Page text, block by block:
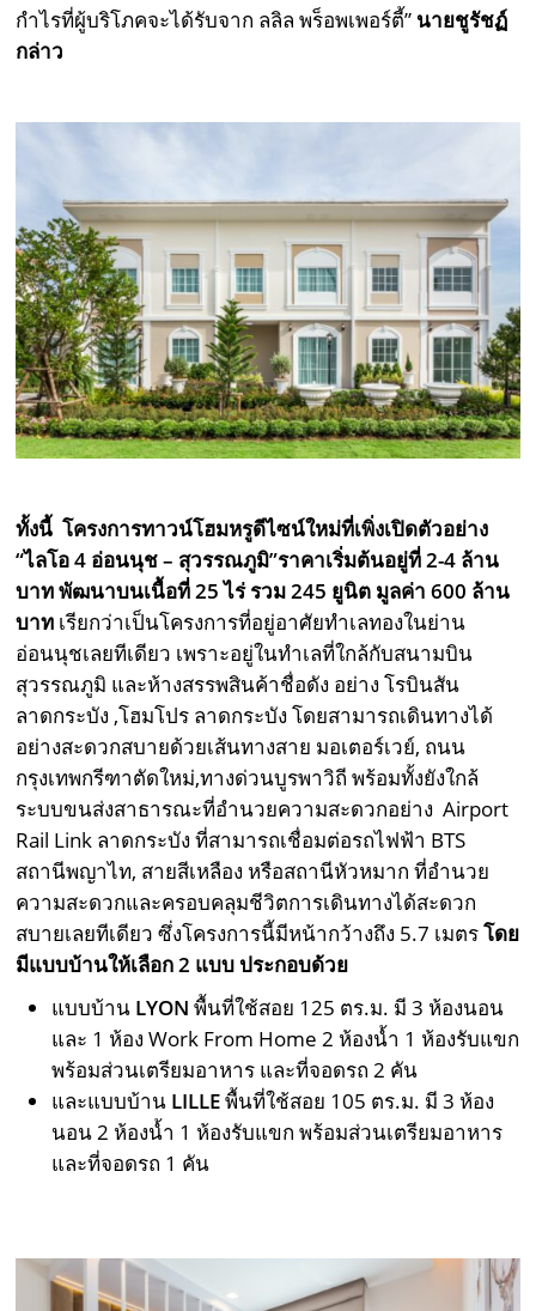
กำไรที่ผู้บริโภคจะได้รับจาก ลลิล พร็อพเพอร์ตี้” นายชูรัชฏ์
กล่าว
ทั้งนี้ โครงการทาวน์โฮมหรูดีไซน์ใหม่ที่เพิ่งเปิดตัวอย่าง
“ไลโอ 4 อ่อนนุช – สุวรรณภูมิ”ราคาเริ่มต้นอยู่ที่ 2-4 ล้าน
บาท พัฒนาบนเนื้อที่ 25 ไร่ รวม 245 ยูนิต มูลค่า 600 ล้าน
บาท เรียกว่าเป็นโครงการที่อยู่อาศัยทำเลทองในย่าน
อ่อนนุชเลยทีเดียว เพราะอยู่ในทำเลที่ใกล้กับสนามบิน
สุวรรณภูมิ และห้างสรรพสินค้าชื่อดัง อย่าง โรบินสัน
ลาดกระบัง ,โฮมโปร ลาดกระบัง โดยสามารถเดินทางได้
อย่างสะดวกสบายด้วยเส้นทางสาย มอเตอร์เวย์, ถนน
กรุงเทพกรีฑาตัดใหม่,ทางด่วนบูรพาวิถี พร้อมทั้งยังใกล้
ระบบขนส่งสาธารณะที่อำนวยความสะดวกอย่าง Airport
Rail Link ลาดกระบัง ที่สามารถเชื่อมต่อรถไฟฟ้า BTS
สถานีพญาไท, สายสีเหลือง หรือสถานีหัวหมาก ที่อำนวย
ความสะดวกและครอบคลุมชีวิตการเดินทางได้สะดวก
สบายเลยทีเดียว ซึ่งโครงการนี้มีหน้ากว้างถึง 5.7 เมตรโดย
มีแบบบ้านให้เลือก 2 แบบ ประกอบด้วย
แบบบ้าน LYONพื้นที่ใช้สอย 125 ตร.ม. มี 3 ห้องนอน
และ 1 ห้อง Work From Home 2 ห้องน้ำ 1 ห้องรับแขก
พร้อมส่วนเตรียมอาหาร และที่จอดรถ 2 คัน
และแบบบ้าน LILLEพื้นที่ใช้สอย 105 ตร.ม. มี 3 ห้อง
นอน 2 ห้องน้ำ 1 ห้องรับแขก พร้อมส่วนเตรียมอาหาร
และที่จอดรถ 1 คัน